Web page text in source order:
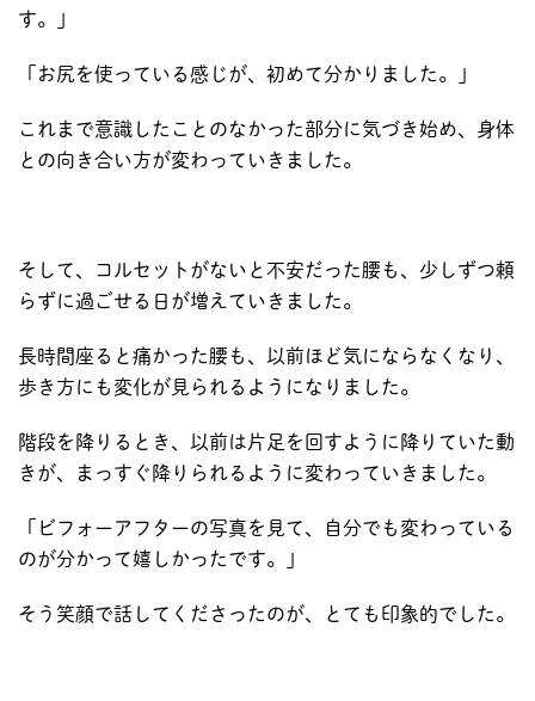
す。」
「お尻を使っている感じが、初めて分かりました。」
これまで意識したことのなかった部分に気づき始め、身体
との向き合い方が変わっていきました。
そして、コルセットがないと不安だった腰も、少しずつ頼
らずに過ごせる日が増えていきました。
長時間座ると痛かった腰も、以前ほど気にならなくなり、
歩き方にも変化が見られるようになりました。
階段を降りるとき、以前は片足を回すように降りていた動
きが、まっすぐ降りられるように変わっていきました。
「ビフォーアフターの写真を見て、自分でも変わっている
のが分かって嬉しかったです。」
そう笑顔で話してくださったのが、とても印象的でした。